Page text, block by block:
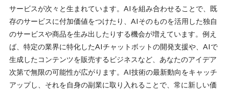
サービスが次々と生まれています。AIを組み合わせることで、既
存のサービスに付加価値をつけたり、AIそのものを活用した独自
のサービスや商品を生み出したりする機会が増えています。例え
ば、特定の業界に特化したAIチャットボットの開発支援や、AIで
生成したコンテンツを販売するビジネスなど、あなたのアイデア
次第で無限の可能性が広がります。AI技術の最新動向をキャッチ
アップし、それを自身の副業に取り入れることで、常に新しい価